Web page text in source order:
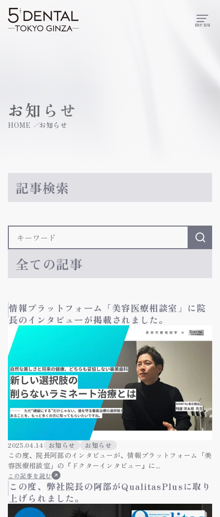
menu
News
お知らせ
HOME お知らせ
記事検索
全ての記事
情報プラットフォーム「美容医療相談室」に院
長のインタビューが掲載されました。
2025.04.14 お知らせ お知らせ
この度、院長阿部のインタビューが、情報プラットフォーム「美
容医療相談室」の『ドクターインタビュー』に...
この記事を読む
この度、弊社院長の阿部がQualitasPlusに取り
上げられました。